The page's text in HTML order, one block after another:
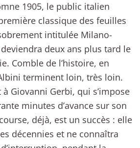
1905, le public italien
classique des feuilles
intitulée Milano-
deux ans plus tard le
Comble de l’histoire, en
terminent loin, très loin.
Giovanni Gerbi, qui s’impose
minutes d’avance sur son
déjà, est un succès : elle
décennies et ne connaîtra